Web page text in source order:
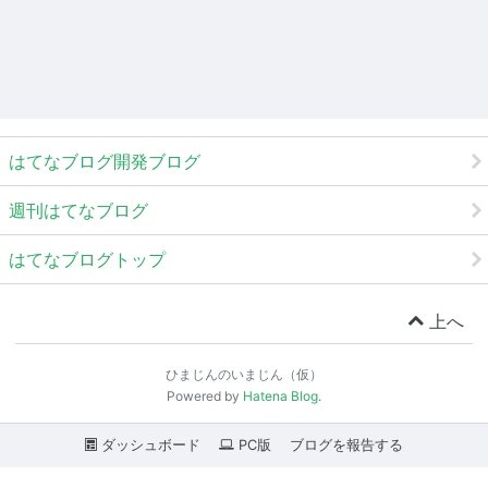
はてなブログ開発ブログ
週刊はてなブログ
はてなブログトップ
上へ
ひまじんのいまじん（仮）
Powered by Hatena Blog.
ダッシュボード PC版 ブログを報告する